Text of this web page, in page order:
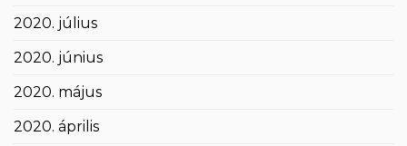
2020. július
2020. június
2020. május
2020. április